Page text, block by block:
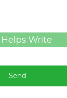
Helps Write
Send